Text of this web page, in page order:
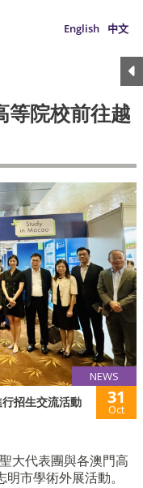
English 中文
等院校前往越
NEWS
招生交流活動 31
Oct
大代表團與各澳門高
市學術外展活動。